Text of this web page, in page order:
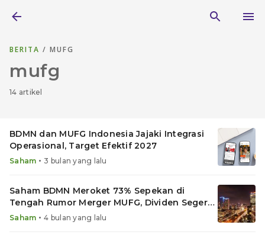
BERITA / MUFG
mufg
14 artikel
BDMN dan MUFG Indonesia Jajaki Integrasi
Operasional, Target Efektif 2027
Saham • 3 bulan yang lalu
Saham BDMN Meroket 73% Sepekan di
Tengah Rumor Merger MUFG, Dividen Segera
Cair!
Saham • 4 bulan yang lalu